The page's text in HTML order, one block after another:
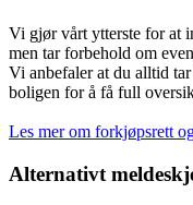
Vi gjør vårt ytterste for at
men tar forbehold om
Vi anbefaler at du alltid
boligen for å få full
Les mer om forkjøpsrett
Alternativt